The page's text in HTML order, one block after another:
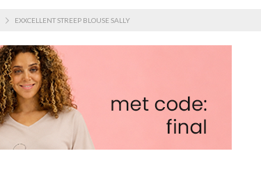
EXXCELLENT STREEP BLOUSE SALLY